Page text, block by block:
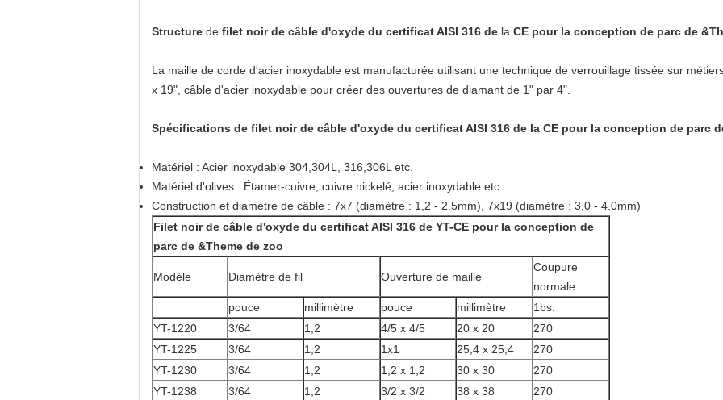
Structure de filet noir de câble d'oxyde du certificat AISI 316 de la CE pour la conception de parc de
La maille de corde d'acier inoxydable est manufacturée utilisant une technique de verrouillage tissée sur
x 19", câble d'acier inoxydable pour créer des ouvertures de diamant de 1" par 4".
Spécifications de filet noir de câble d'oxyde du certificat AISI 316 de la CE pour la conception de parc
Matériel : Acier inoxydable 304,304L, 316,306L etc.
Matériel d'olives : Étamer-cuivre, cuivre nickelé, acier inoxydable etc.
Construction et diamètre de câble : 7x7 (diamètre : 1,2 - 2.5mm), 7x19 (diamètre : 3,0 - 4.0mm)
Filet noir de câble d'oxyde du certificat AISI 316 de YT-CE pour la conception de
parc de &Theme de zoo
Modèle Diamètre de fil Ouverture de maille
Coupure
normale
pouce
millimètre pouce millimètre
1bs.
YT-1220
3/64 1,2 4/5 x 4/5 20 x 20
270
YT-1225
3/64 1,2 1x1 25,4 x 25,4
270
YT-1230
3/64 1,2 1,2 x 1,2 30 x 30
270
YT-1238
3/64 1,2 3/2 x 3/2 38 x 38
270